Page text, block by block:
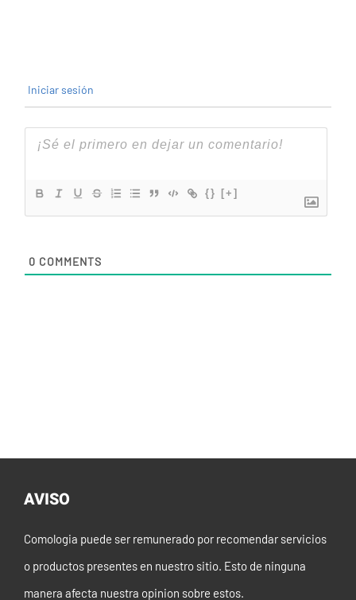
Iniciar sesión
{} [+]
0 COMMENTS
AVISO
Comologia puede ser remunerado por recomendar servicios
o productos presentes en nuestro sitio. Esto de ninguna
manera afecta nuestra opinion sobre estos.